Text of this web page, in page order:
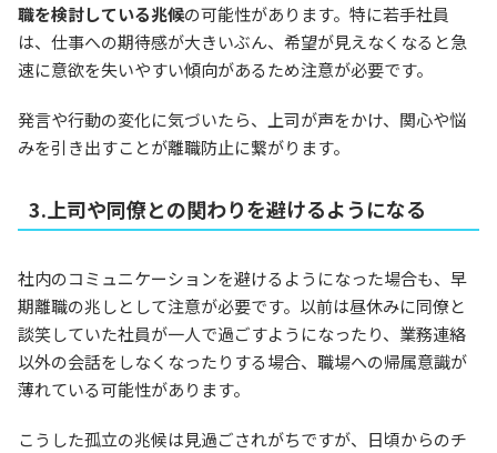
職を検討している兆候の可能性があります。特に若手社員
は、仕事への期待感が大きいぶん、希望が見えなくなると急
速に意欲を失いやすい傾向があるため注意が必要です。
発言や行動の変化に気づいたら、上司が声をかけ、関心や悩
みを引き出すことが離職防止に繋がります。
3.上司や同僚との関わりを避けるようになる
社内のコミュニケーションを避けるようになった場合も、早
期離職の兆しとして注意が必要です。以前は昼休みに同僚と
談笑していた社員が一人で過ごすようになったり、業務連絡
以外の会話をしなくなったりする場合、職場への帰属意識が
薄れている可能性があります。
こうした孤立の兆候は見過ごされがちですが、日頃からのチ